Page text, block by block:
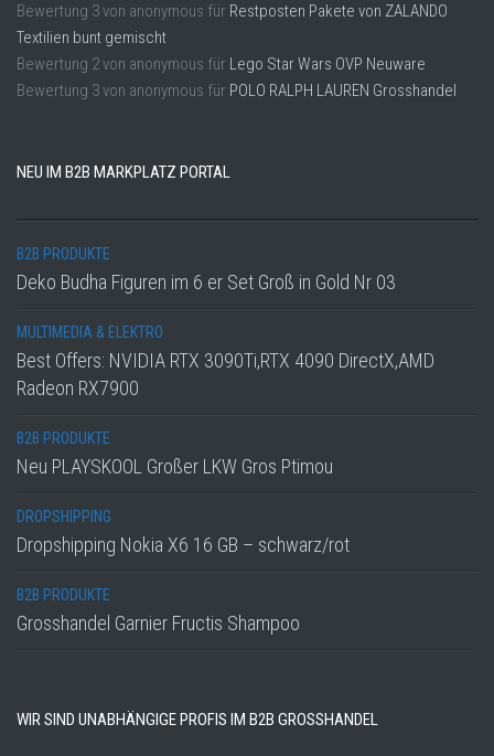
Bewertung 3von anonymous für Restposten Pakete von ZALANDO
Textilien bunt gemischt
Bewertung 2von anonymous für Lego Star Wars OVP Neuware
Bewertung 3von anonymous für POLO RALPH LAUREN Grosshandel
NEU IM B2B MARKPLATZ PORTAL
B2B PRODUKTE
Deko Budha Figuren im 6 er Set Groß in Gold Nr 03
MULTIMEDIA & ELEKTRO
Best Offers: NVIDIA RTX 3090Ti,RTX 4090 DirectX,AMD
Radeon RX7900
B2B PRODUKTE
Neu PLAYSKOOL Großer LKW Gros Ptimou
DROPSHIPPING
Dropshipping Nokia X6 16 GB – schwarz/rot
B2B PRODUKTE
Grosshandel Garnier Fructis Shampoo
WIR SIND UNABHÄNGIGE PROFIS IM B2B GROSSHANDEL